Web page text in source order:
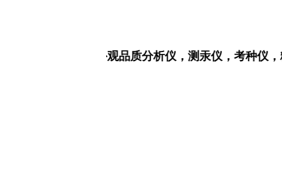
大米食味计，大米外观品质分析仪，测汞仪，考种仪